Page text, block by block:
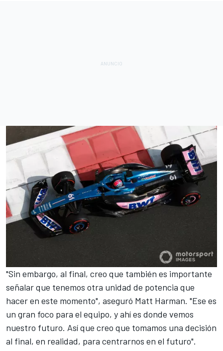
"Sin embargo, al final, creo que también es importante
señalar que tenemos otra unidad de potencia que
hacer en este momento", aseguró Matt Harman. "Ese es
un gran foco para el equipo, y ahí es donde vemos
nuestro futuro. Así que creo que tomamos una decisión
al final, en realidad, para centrarnos en el futuro".